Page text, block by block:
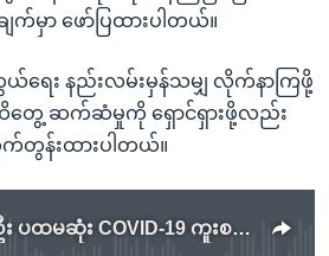
မှာ ဖော်ပြထားပါတယ်။
ကွယ်ရေး နည်းလမ်းမှန်သမျှ လိုက်နာကြဖို့
ေ့ ဆက်ဆံမှုကို ရှောင်ရှားဖို့လည်း
တွန်းထားပါတယ်။
ဗွီအိုအေ ဝန်ထမ်းတဦး ပထမဆုံး COVID-19 ကူးစက်ခံရ